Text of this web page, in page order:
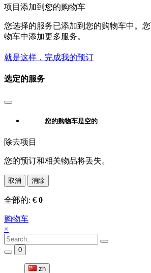
项目添加到您的购物车
您选择的服务已添加到您的购物车中。
物车中添加更多服务。
就是这样，完成我的预订
选定的服务
您的购物车是空的
除去项目
您的预订和相关物品将丢失。
取消 消除
全部的: € 0
购物车
×
0
zh